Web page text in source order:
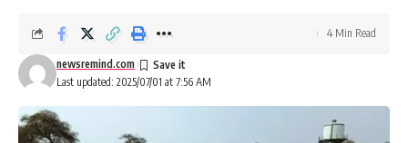
Last updated: 2025/07/01 at 7:56 AM
newsremind.com
4 Min Read